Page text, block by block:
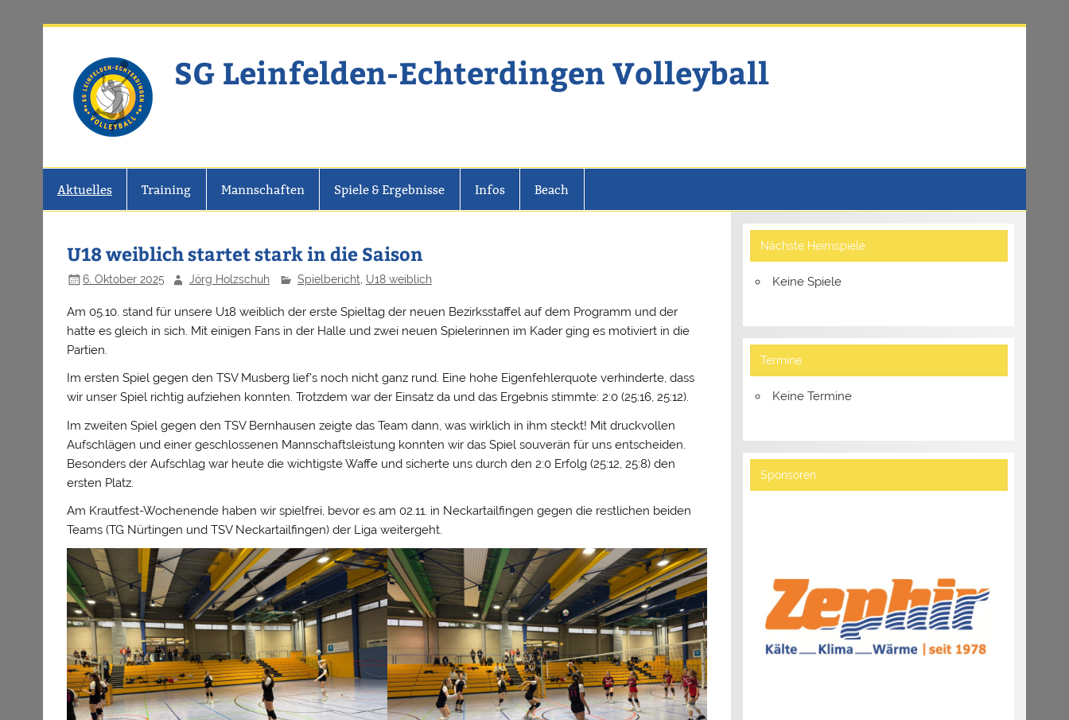
SG Leinfelden-Echterdingen Volleyball
Aktuelles Training Mannschaften Spiele & Ergebnisse Infos Beach
U18 weiblich startet stark in die Saison
6. Oktober 2025 Jörg Holzschuh Spielbericht U18 weiblich
Am 05.10. stand für unsere U18 weiblich der erste Spieltag der neuen Bezirksstaffel auf dem Programm und der
hatte es gleich in sich. Mit einigen Fans in der Halle und zwei neuen Spielerinnen im Kader ging es motiviert in die
Partien.
Im ersten Spiel gegen den TSV Musberg lief’s noch nicht ganz rund. Eine hohe Eigenfehlerquote verhinderte, dass
wir unser Spiel richtig aufziehen konnten. Trotzdem war der Einsatz da und das Ergebnis stimmte: 2:0 (25:16, 25:12).
Im zweiten Spiel gegen den TSV Bernhausen zeigte das Team dann, was wirklich in ihm steckt! Mit druckvollen
Aufschlägen und einer geschlossenen Mannschaftsleistung konnten wir das Spiel souverän für uns entscheiden.
Besonders der Aufschlag war heute die wichtigste Waffe und sicherte uns durch den 2:0 Erfolg (25:12, 25:8) den
ersten Platz.
Am Krautfest-Wochenende haben wir spielfrei, bevor es am 02.11. in Neckartailfingen gegen die restlichen beiden
Teams (TG Nürtingen und TSV Neckartailfingen) der Liga weitergeht.
Nächste Heimspiele
Keine Spiele
Termine
Keine Termine
Sponsoren